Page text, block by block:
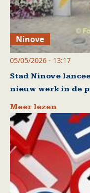
Ninove
05/05/2026 - 13:17
Stad Ninove
nieuw werk in de
Meer lezen